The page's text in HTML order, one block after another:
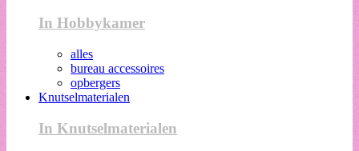
In Hobbykamer
alles
bureau accessoires
opbergers
Knutselmaterialen
In Knutselmaterialen